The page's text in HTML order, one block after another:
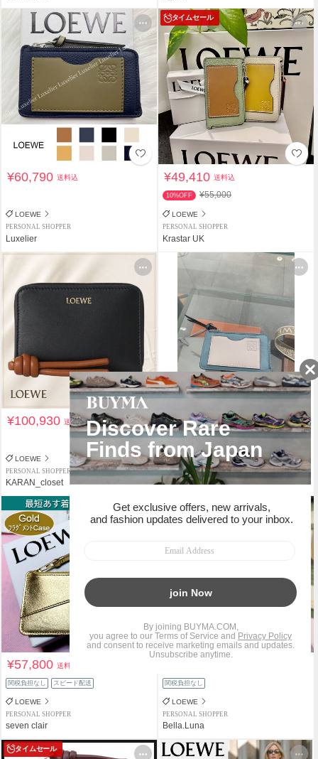
¥60,790送料込
LOEWE
PERSONAL SHOPPER
Luxelier
タイムセール
¥49,410送料込
10%OFF ¥55,000
LOEWE
PERSONAL SHOPPER
Krastar UK
¥100,930送料込
LOEWE
PERSONAL SHOPPER
KARAN_closet
¥57,000送料込
21%OFF ¥73,000
LOEWE
PERSONAL SHOPPER
DeeIneAnne
¥57,800送料込
関税負担なし スピード配送
LOEWE
PERSONAL SHOPPER
seven clair
関税負担なし
LOEWE
PERSONAL SHOPPER
Bella.Luna
タイムセール